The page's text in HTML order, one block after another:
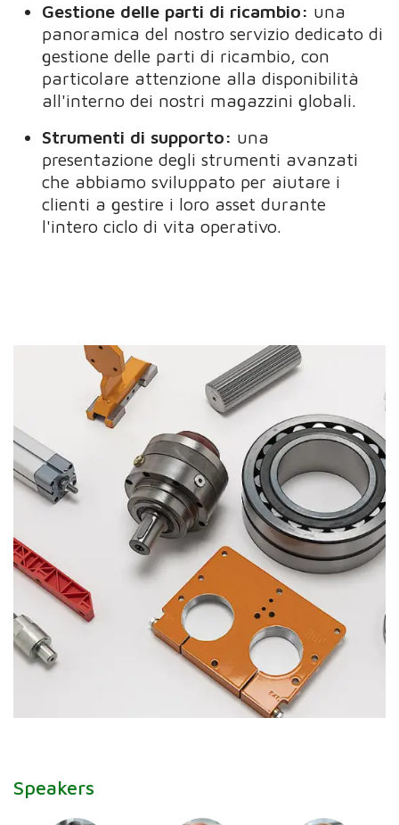
Gestione delle parti di ricambio: una
panoramica del nostro servizio dedicato di
gestione delle parti di ricambio, con
particolare attenzione alla disponibilità
all'interno dei nostri magazzini globali.
Strumenti di supporto: una
presentazione degli strumenti avanzati
che abbiamo sviluppato per aiutare i
clienti a gestire i loro asset durante
l'intero ciclo di vita operativo.
Speakers